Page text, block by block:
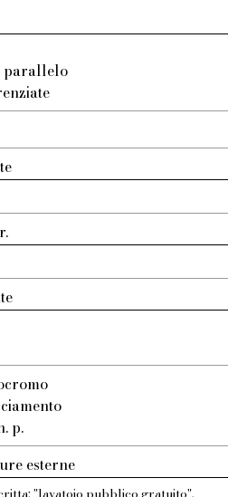
parallelo
p.
esterne
"lavatoio pubblico gratuito".